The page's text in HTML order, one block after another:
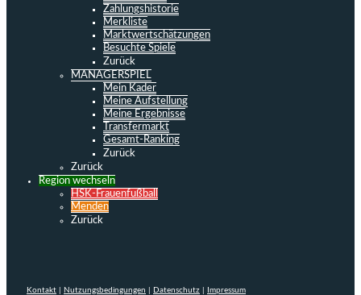
Zahlungshistorie
Merkliste
Marktwertschätzungen
Besuchte Spiele
Zurück
MANAGERSPIEL
Mein Kader
Meine Aufstellung
Meine Ergebnisse
Transfermarkt
Gesamt-Ranking
Zurück
Zurück
Region wechseln
HSK-Frauenfußball
Menden
Zurück
Kontakt Nutzungsbedingungen Datenschutz Impressum